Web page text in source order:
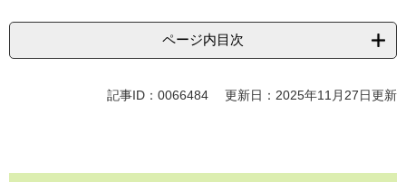
ページ内目次
記事ID：0066484 更新日：2025年11月27日更新